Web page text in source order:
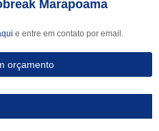
Marapoama
e entre em contato por email.
orçamento